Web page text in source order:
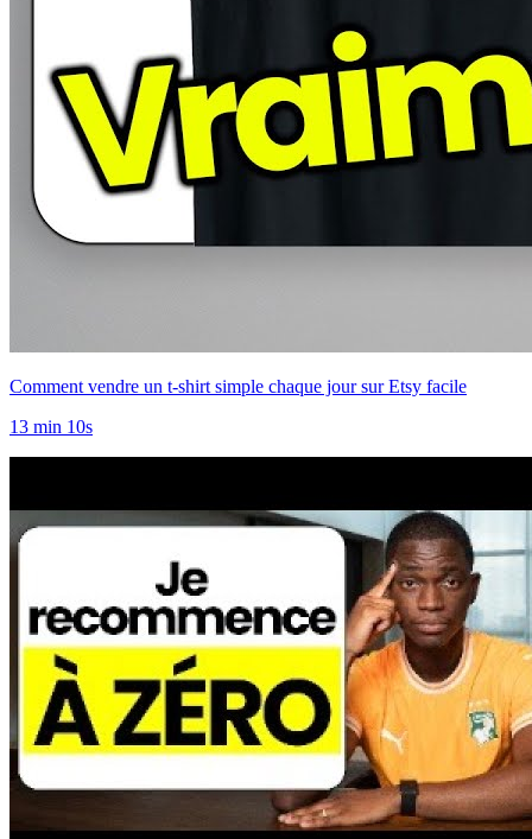
Comment vendre un t-shirt simple chaque jour sur Etsy facile
13 min 10s